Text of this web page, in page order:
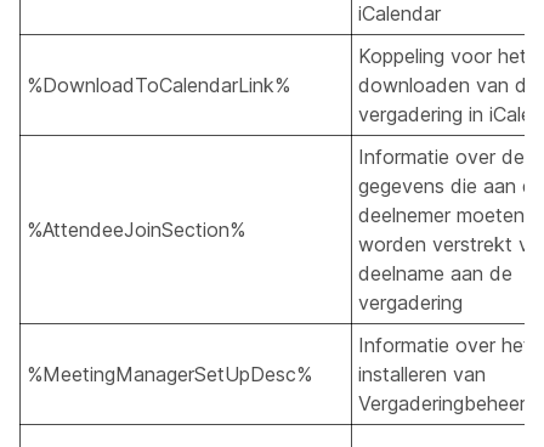
iCalendar
%DownloadToCalendarLink%
Koppeling voor het
downloaden van de
vergadering in
%AttendeeJoinSection%
Informatie over de
gegevens die aan de
deelnemer moeten
worden verstrekt
deelname aan de
vergadering
%MeetingManagerSetUpDesc%
Informatie over het
installeren van
Vergaderingbeheer